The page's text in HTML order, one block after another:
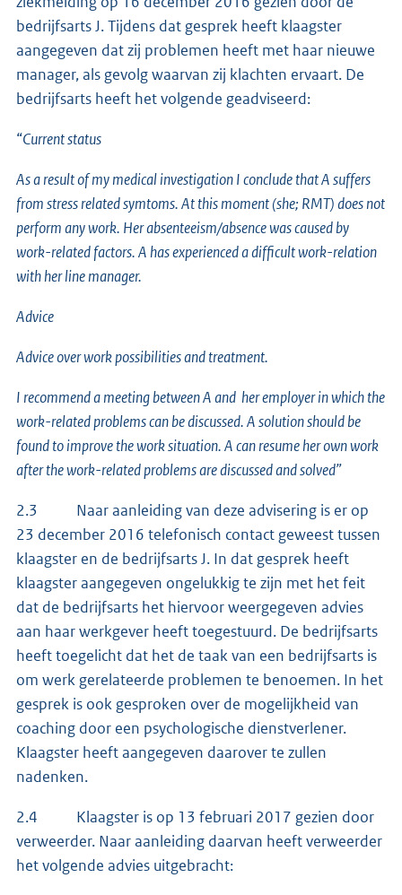
bedrijfsarts J. Tijdens dat gesprek heeft klaagster
aangegeven dat zij problemen heeft met haar nieuwe
manager, als gevolg waarvan zij klachten ervaart. De
bedrijfsarts heeft het volgende geadviseerd:
“Current status
As a result of my medical investigation I conclude that A suffers
from stress related symtoms. At this moment (she; RMT) does not
perform any work. Her absenteeism/absence was caused by
work-related factors. A has experienced a difficult work-relation
with her line manager.
Advice
Advice over work possibilities and treatment.
I recommend a meeting between A and her employer in which the
work-related problems can be discussed. A solution should be
found to improve the work situation. A can resume her own work
after the work-related problems are discussed and solved”
2.3 Naar aanleiding van deze advisering is er op
23 december 2016 telefonisch contact geweest tussen
klaagster en de bedrijfsarts J. In dat gesprek heeft
klaagster aangegeven ongelukkig te zijn met het feit
dat de bedrijfsarts het hiervoor weergegeven advies
aan haar werkgever heeft toegestuurd. De bedrijfsarts
heeft toegelicht dat het de taak van een bedrijfsarts is
om werk gerelateerde problemen te benoemen. In het
gesprek is ook gesproken over de mogelijkheid van
coaching door een psychologische dienstverlener.
Klaagster heeft aangegeven daarover te zullen
nadenken.
2.4 Klaagster is op 13 februari 2017 gezien door
verweerder. Naar aanleiding daarvan heeft verweerder
het volgende advies uitgebracht: